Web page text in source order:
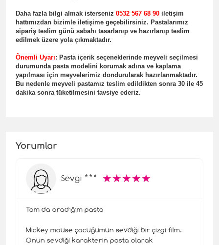
Daha fazla bilgi almak isterseniz 0532 567 68 90 iletişim
hattımızdan bizimle iletişime geçebilirsiniz. Pastalarımız
sipariş teslim günü sabahı tasarlanıp ve hazırlanıp teslim
edilmek üzere yola çıkmaktadır.
Önemli Uyarı: Pasta içerik seçeneklerinde meyveli seçilmesi
durumunda pasta modelini korumak adına ve kaplama
yapılması için meyvelerimiz dondurularak hazırlanmaktadır.
Bu nedenle meyveli pastamız teslim edildikten sonra 30 ile 45
dakika sonra tüketilmesini tavsiye ederiz.
Yorumlar
Sevgi *** ☆☆☆☆☆
★★★★★
Tam da aradığım pasta
Mickey mouse çocuğumun sevdiği bir çizgi film.
Onun sevdiği karakterin pasta olarak